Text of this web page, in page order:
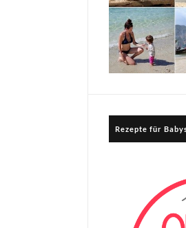
Rezepte für